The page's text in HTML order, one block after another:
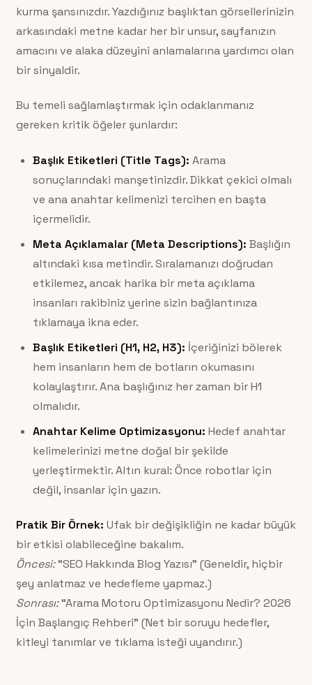
kurma şansınızdır. Yazdığınız başlıktan görsellerinizin
arkasındaki metne kadar her bir unsur, sayfanızın
amacını ve alaka düzeyini anlamalarına yardımcı olan
bir sinyaldir.
Bu temeli sağlamlaştırmak için odaklanmanız
gereken kritik öğeler şunlardır:
Başlık Etiketleri (Title Tags): Arama
sonuçlarındaki manşetinizdir. Dikkat çekici olmalı
ve ana anahtar kelimenizi tercihen en başta
içermelidir.
Meta Açıklamalar (Meta Descriptions): Başlığın
altındaki kısa metindir. Sıralamanızı doğrudan
etkilemez, ancak harika bir meta açıklama
insanları rakibiniz yerine sizin bağlantınıza
tıklamaya ikna eder.
Başlık Etiketleri (H1, H2, H3): İçeriğinizi bölerek
hem insanların hem de botların okumasını
kolaylaştırır. Ana başlığınız her zaman bir H1
olmalıdır.
Anahtar Kelime Optimizasyonu: Hedef anahtar
kelimelerinizi metne doğal bir şekilde
yerleştirmektir. Altın kural: Önce robotlar için
değil, insanlar için yazın.
Pratik Bir Örnek: Ufak bir değişikliğin ne kadar büyük
bir etkisi olabileceğine bakalım.
Öncesi:“SEO Hakkında Blog Yazısı” (Geneldir, hiçbir
şey anlatmaz ve hedefleme yapmaz.)
Sonrası:“Arama Motoru Optimizasyonu Nedir? 2026
İçin Başlangıç Rehberi” (Net bir soruyu hedefler,
kitleyi tanımlar ve tıklama isteği uyandırır.)